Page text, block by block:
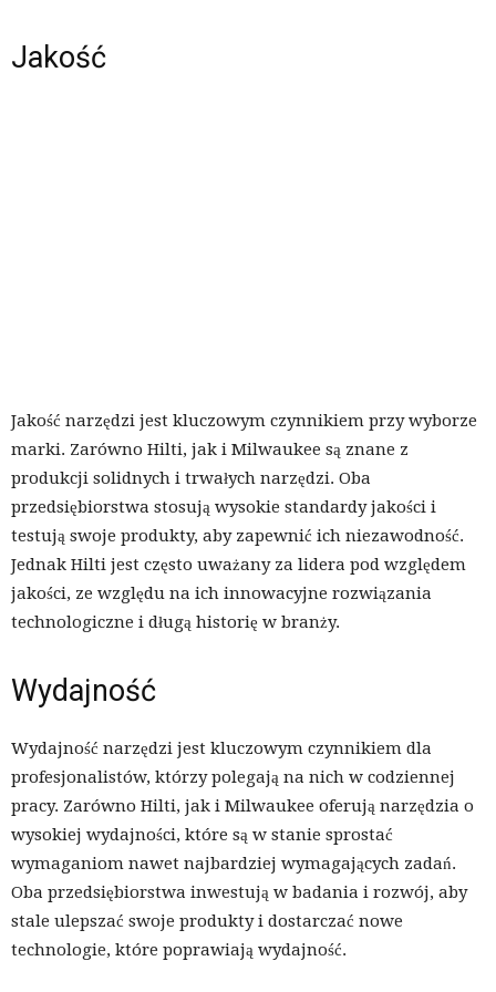
Jakość
Jakość narzędzi jest kluczowym czynnikiem przy wyborze
marki. Zarówno Hilti, jak i Milwaukee są znane z
produkcji solidnych i trwałych narzędzi. Oba
przedsiębiorstwa stosują wysokie standardy jakości i
testują swoje produkty, aby zapewnić ich niezawodność.
Jednak Hilti jest często uważany za lidera pod względem
jakości, ze względu na ich innowacyjne rozwiązania
technologiczne i długą historię w branży.
Wydajność
Wydajność narzędzi jest kluczowym czynnikiem dla
profesjonalistów, którzy polegają na nich w codziennej
pracy. Zarówno Hilti, jak i Milwaukee oferują narzędzia o
wysokiej wydajności, które są w stanie sprostać
wymaganiom nawet najbardziej wymagających zadań.
Oba przedsiębiorstwa inwestują w badania i rozwój, aby
stale ulepszać swoje produkty i dostarczać nowe
technologie, które poprawiają wydajność.